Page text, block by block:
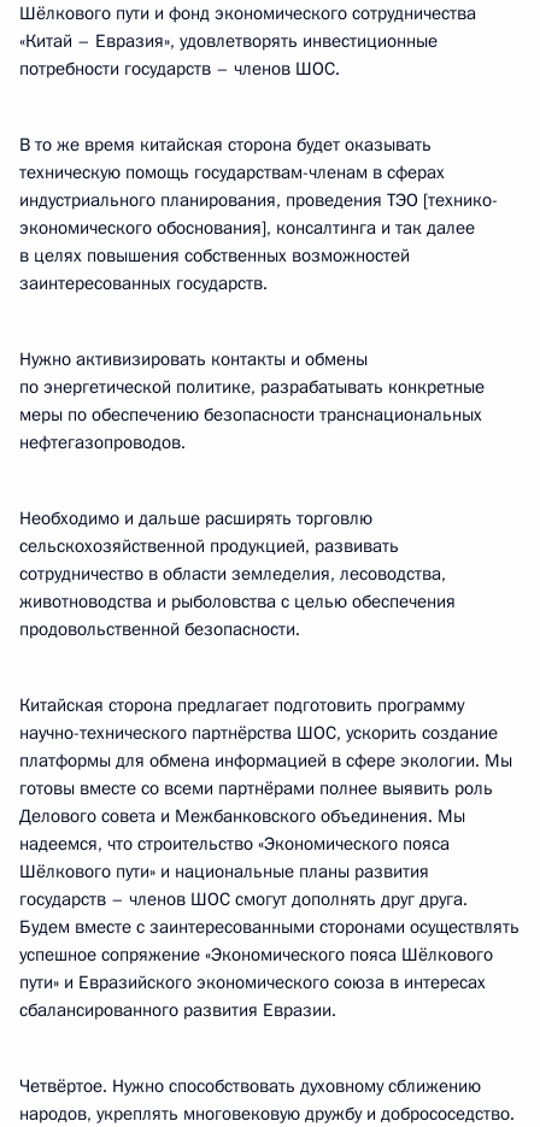
Шёлкового пути и фонд экономического сотрудничества
«Китай – Евразия», удовлетворять инвестиционные
потребности государств – членов ШОС.
В то же время китайская сторона будет оказывать
техническую помощь государствам-членам в сферах
индустриального планирования, проведения ТЭО [технико-
экономического обоснования], консалтинга и так далее
в целях повышения собственных возможностей
заинтересованных государств.
Нужно активизировать контакты и обмены
по энергетической политике, разрабатывать конкретные
меры по обеспечению безопасности транснациональных
нефтегазопроводов.
Необходимо и дальше расширять торговлю
сельскохозяйственной продукцией, развивать
сотрудничество в области земледелия, лесоводства,
животноводства и рыболовства с целью обеспечения
продовольственной безопасности.
Китайская сторона предлагает подготовить программу
научно-технического партнёрства ШОС, ускорить создание
платформы для обмена информацией в сфере экологии. Мы
готовы вместе со всеми партнёрами полнее выявить роль
Делового совета и Межбанковского объединения. Мы
надеемся, что строительство «Экономического пояса
Шёлкового пути» и национальные планы развития
государств – членов ШОС смогут дополнять друг друга.
Будем вместе с заинтересованными сторонами осуществлять
успешное сопряжение «Экономического пояса Шёлкового
пути» и Евразийского экономического союза в интересах
сбалансированного развития Евразии.
Четвёртое. Нужно способствовать духовному сближению
народов, укреплять многовековую дружбу и добрососедство.